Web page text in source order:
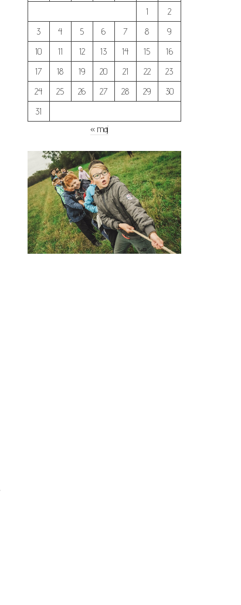
1
2
3
4 5 6 7 8
9
10
11 12 13 14 15
16
17
18 19 20 21 22
23
24
25 26 27 28 29
30
31
« maj